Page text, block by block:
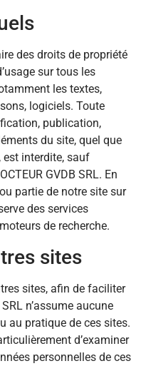
des droits de propriété
sur tous les
les textes,
logiciels. Toute
publication,
du site, quel que
est interdite, sauf
GVDB SRL. En
partie de notre site sur
des services
de recherche.
sites
sites, afin de faciliter
n’assume aucune
au pratique de ces sites.
d’examiner
personnelles de ces